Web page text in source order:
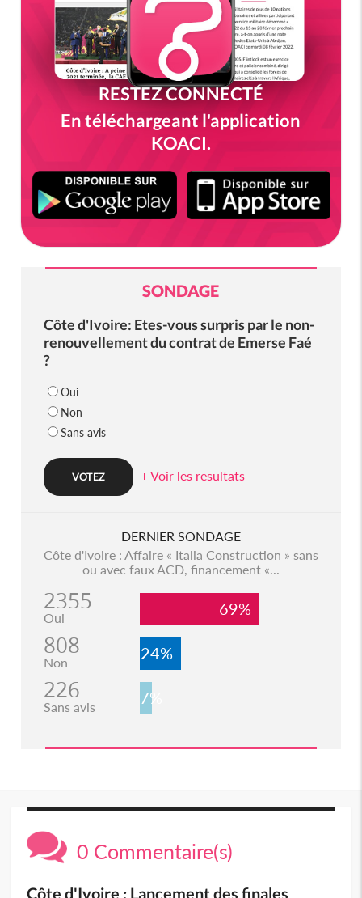
RESTEZ CONNECTÉ
En téléchargeant l'application
KOACI.
SONDAGE
Côte d'Ivoire: Etes-vous surpris par le non-
renouvellement du contrat de Emerse Faé
?
Oui
Non
Sans avis
+ Voir les resultats
DERNIER SONDAGE
Côte d'Ivoire : Affaire « Italia Construction » sans
ou avec faux ACD, financement «...
2355
Oui 69%
808
Non 24%
226
Sans avis 7%
0 Commentaire(s)
Côte d'Ivoire : Lancement des finales